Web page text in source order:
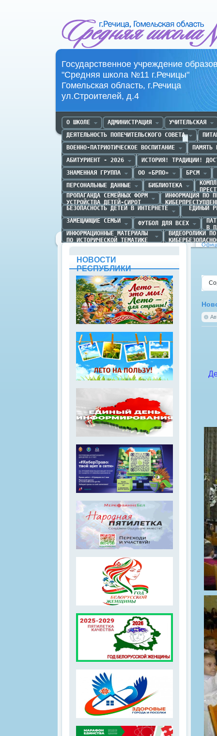
Государственное учреждение
"Средняя школа №11 г.Речицы"
Гомельская область, г.Речица
ул.Строителей, д.4
О ШКОЛЕ АДМИНИСТРАЦИЯ
УЧИТЕЛЬСКАЯ
ДЕЯТЕЛЬНОСТЬ ПОПЕЧИТЕЛЬСКОГО СОВЕТА
ВОЕННО-ПАТРИОТИЧЕСКОЕ ВОСПИТАНИЕ
ПАМЯТЬ
АБИТУРИЕНТ - 2026
ИСТОРИЯ! ТРАДИЦИИ!
ЗНАМЕННАЯ ГРУППА
ОО «БРПО»
БРСМ
ПЕРСОНАЛЬНЫЕ ДАННЫЕ
БИБЛИОТЕКА
ПРОПАГАНДА CЕМЕЙНЫХ ФОРМ
УСТРОЙСТВА ДЕТЕЙ-СИРОТ
ИНФОРМАЦИЯ ПО
БЕЗОПАСНОСТЬ ДЕТЕЙ В ИНТЕРНЕТЕ
ЕДИНЫЙ
ЗАМЕЩАЮЩИЕ СЕМЬИ
ФУТБОЛ ДЛЯ ВСЕХ
В
ИНФОРМАЦИОННЫЕ МАТЕРИАЛЫ
ПО ИСТОРИЧЕСКОЙ ТЕМАТИКЕ
ВИДЕОРОЛИКИ
НОВОСТИ
РЕСПУБЛИКИ